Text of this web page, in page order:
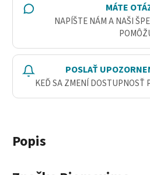
MÁTE
NAPÍŠTE NÁM A NAŠI
POSLAŤ
KEĎ SA ZMENÍ DOSTUPNOSŤ
Popis